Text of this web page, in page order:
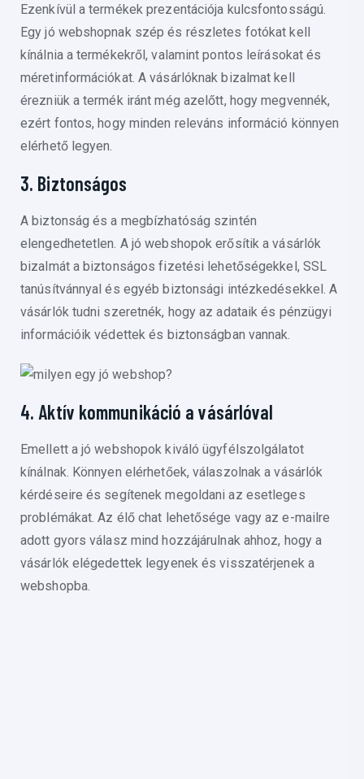
Ezenkívül a termékek prezentációja kulcsfontosságú.
Egy jó webshopnak szép és részletes fotókat kell
kínálnia a termékekről, valamint pontos leírásokat és
méretinformációkat. A vásárlóknak bizalmat kell
érezniük a termék iránt még azelőtt, hogy megvennék,
ezért fontos, hogy minden releváns információ könnyen
elérhető legyen.
3. Biztonságos
A biztonság és a megbízhatóság szintén
elengedhetetlen. A jó webshopok erősítik a vásárlók
bizalmát a biztonságos fizetési lehetőségekkel, SSL
tanúsítvánnyal és egyéb biztonsági intézkedésekkel. A
vásárlók tudni szeretnék, hogy az adataik és pénzügyi
információik védettek és biztonságban vannak.
4. Aktív kommunikáció a vásárlóval
Emellett a jó webshopok kiváló ügyfélszolgálatot
kínálnak. Könnyen elérhetőek, válaszolnak a vásárlók
kérdéseire és segítenek megoldani az esetleges
problémákat. Az élő chat lehetősége vagy az e-mailre
adott gyors válasz mind hozzájárulnak ahhoz, hogy a
vásárlók elégedettek legyenek és visszatérjenek a
webshopba.